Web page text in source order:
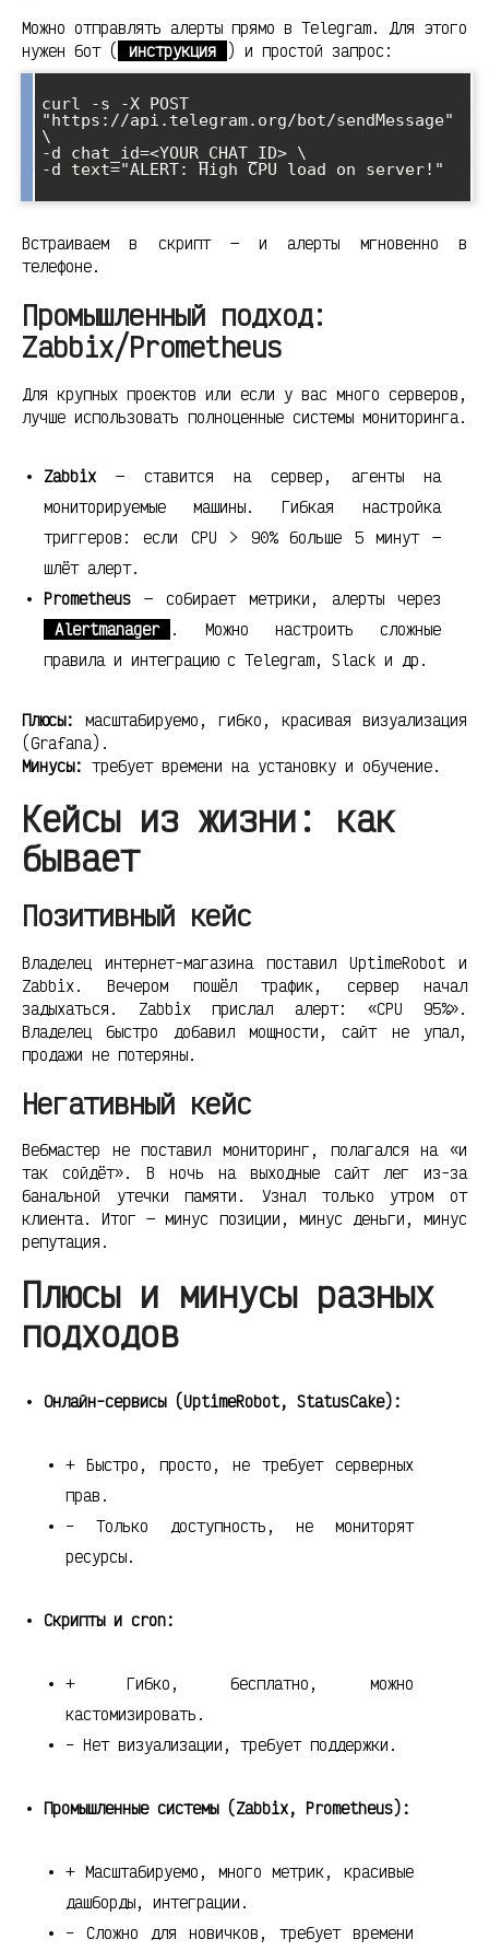
Можно отправлять алерты прямо в Telegram. Для этого
нужен бот (
инструкция ) и простой запрос:
curl -s -X POST
"https://api.telegram.org/bot/sendMessage"
\
-d chat_id=<YOUR_CHAT_ID> \
-d text="ALERT: High CPU load on server!"
Встраиваем в скрипт — и алерты мгновенно в
телефоне.
Промышленный подход:
Zabbix/Prometheus
Для крупных проектов или если у вас много серверов,
лучше использовать полноценные системы мониторинга.
Zabbix — ставится на сервер, агенты на
мониторируемые машины. Гибкая настройка
триггеров: если CPU > 90% больше 5 минут —
шлёт алерт.
Prometheus — собирает метрики, алерты через
Alertmanager
. Можно настроить сложные
правила и интеграцию с Telegram, Slack и др.
Плюсы:
масштабируемо, гибко, красивая визуализация
(Grafana).
Минусы: требует времени на установку и обучение.
Кейсы из жизни: как
бывает
Позитивный кейс
Владелец интернет-магазина поставил UptimeRobot и
Zabbix. Вечером пошёл трафик, сервер начал
задыхаться. Zabbix прислал алерт: «CPU 95%».
Владелец быстро добавил мощности, сайт не упал,
продажи не потеряны.
Негативный кейс
Вебмастер не поставил мониторинг, полагался на «и
так сойдёт». В ночь на выходные сайт лег из-за
банальной утечки памяти. Узнал только утром от
клиента. Итог — минус позиции, минус деньги, минус
репутация.
Плюсы и минусы разных
подходов
Онлайн-сервисы (UptimeRobot, StatusCake):
+ Быстро, просто, не требует серверных
прав.
– Только доступность, не мониторят
ресурсы.
Скрипты и cron:
+ Гибко, бесплатно, можно
кастомизировать.
– Нет визуализации, требует поддержки.
Промышленные системы (Zabbix, Prometheus):
+ Масштабируемо, много метрик, красивые
дашборды, интеграции.
– Сложно для новичков, требует времени